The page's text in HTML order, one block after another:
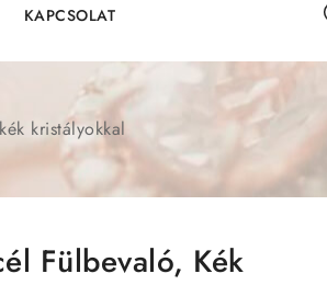
KAPCSOLAT
kristályokkal
Fülbevaló, Kék